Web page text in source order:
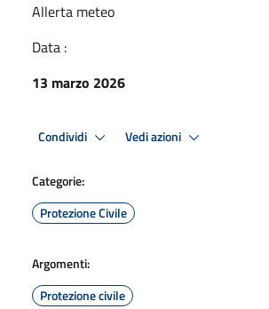
Allerta meteo
Data :
13 marzo 2026
Condividi Vedi azioni
Categorie:
Protezione Civile
Argomenti:
Protezione civile